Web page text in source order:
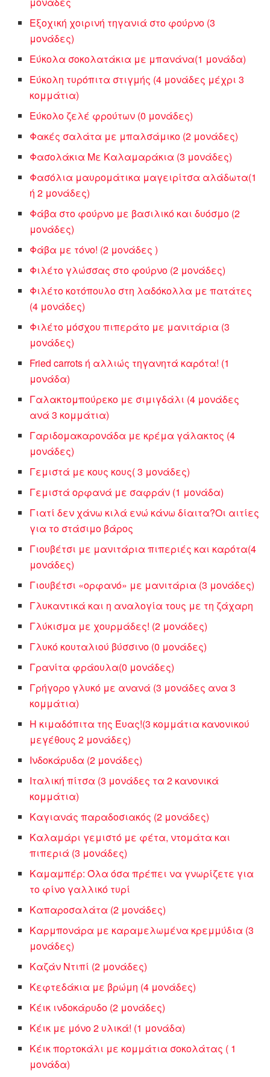
Εξοχική χοιρινή τηγανιά στο φούρνο (3
μονάδες)
Εύκολα σοκολατάκια με μπανάνα(1 μονάδα)
Εύκολη τυρόπιτα στιγμής (4 μονάδες μέχρι 3
κομμάτια)
Εύκολο ζελέ φρούτων (0 μονάδες)
Φακές σαλάτα με μπαλσάμικο (2 μονάδες)
Φασολάκια Με Καλαμαράκια (3 μονάδες)
Φασόλια μαυρομάτικα μαγειρίτσα αλάδωτα(1
ή 2 μονάδες)
Φάβα στο φούρνο με βασιλικό και δυόσμο (2
μονάδες)
Φάβα με τόνο! (2 μονάδες )
Φιλέτο γλώσσας στο φούρνο (2 μονάδες)
Φιλέτο κοτόπουλο στη λαδόκολλα με πατάτες
(4 μονάδες)
Φιλέτο μόσχου πιπεράτο με μανιτάρια (3
μονάδες)
Fried carrots ή αλλιώς τηγανητά καρότα! (1
μονάδα)
Γαλακτομπούρεκο με σιμιγδάλι (4 μονάδες
ανά 3 κομμάτια)
Γαριδομακαρονάδα με κρέμα γάλακτος (4
μονάδες)
Γεμιστά με κους κους( 3 μονάδες)
Γεμιστά ορφανά με σαφράν (1 μονάδα)
Γιατί δεν χάνω κιλά ενώ κάνω δίαιτα?Οι αιτίες
για το στάσιμο βάρος
Γιουβέτσι με μανιτάρια πιπεριές και καρότα(4
μονάδες)
Γιουβέτσι «ορφανό» με μανιτάρια (3 μονάδες)
Γλυκαντικά και η αναλογία τους με τη ζάχαρη
Γλύκισμα με χουρμάδες! (2 μονάδες)
Γλυκό κουταλιού βύσσινο (0 μονάδες)
Γρανίτα φράουλα(0 μονάδες)
Γρήγορο γλυκό με ανανά (3 μονάδες ανα 3
κομμάτια)
Η κιμαδόπιτα της Έυας!(3 κομμάτια κανονικού
μεγέθους 2 μονάδες)
Ινδοκάρυδα (2 μονάδες)
Ιταλική πίτσα (3 μονάδες τα 2 κανονικά
κομμάτια)
Καγιανάς παραδοσιακός (2 μονάδες)
Καλαμάρι γεμιστό με φέτα, ντομάτα και
πιπεριά (3 μονάδες)
Καμαμπέρ: Όλα όσα πρέπει να γνωρίζετε για
το φίνο γαλλικό τυρί
Καπαροσαλάτα (2 μονάδες)
Καρμπονάρα με καραμελωμένα κρεμμύδια (3
μονάδες)
Καζάν Ντιπί (2 μονάδες)
Κεφτεδάκια με βρώμη (4 μονάδες)
Κέικ ινδοκάρυδο (2 μονάδες)
Kέικ με μόνο 2 υλικά! (1 μονάδα)
Κέικ πορτοκάλι με κομμάτια σοκολάτας ( 1
μονάδα)